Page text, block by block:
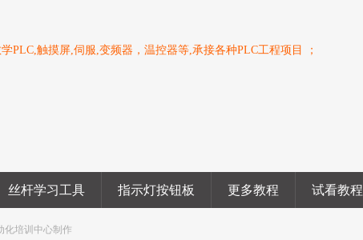
PLC,触摸屏,伺服,变频器，温控器等,承接各种PLC工程项目 ；
丝杆学习工具 指示灯按钮板 更多教程 试看教程
化培训中心制作